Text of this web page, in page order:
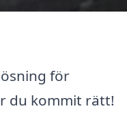
för
du kommit rätt!